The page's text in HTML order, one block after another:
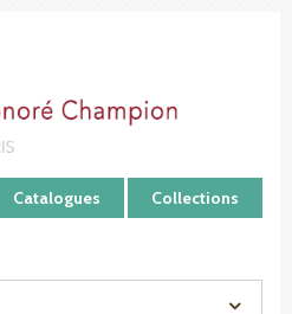
Catalogues Collections